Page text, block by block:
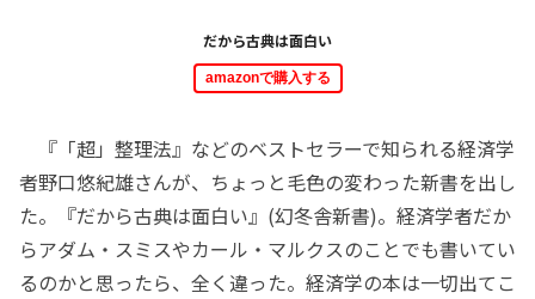
だから古典は面白い
amazonで購入する
『「超」整理法』などのベストセラーで知られる経済学
者野口悠紀雄さんが、ちょっと毛色の変わった新書を出し
た。『だから古典は面白い』(幻冬舎新書)。経済学者だか
らアダム・スミスやカール・マルクスのことでも書いてい
るのかと思ったら、全く違った。経済学の本は一切出てこ